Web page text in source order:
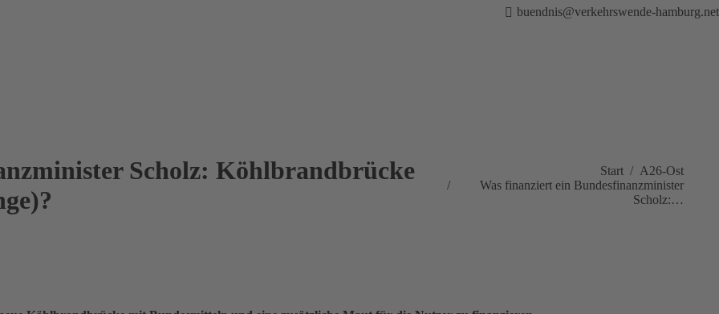
buendnis@verkehrswende-hamburg.net
Scholz: Köhlbrandbrücke
Start
A26-Ost
Was finanziert ein Bundesfinanzminister
Scholz:…